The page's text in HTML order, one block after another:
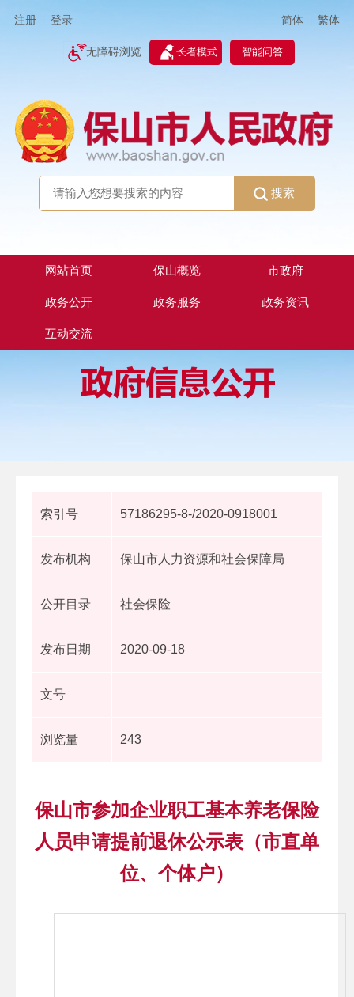
注册 登录 简体 | 繁体
无障碍浏览 长者模式 智能问答
搜索
网站首页 保山概览 市政府
政务公开 政务服务 政务资讯
互动交流
索引号 57186295-8-/2020-0918001
发布机构 保山市人力资源和社会保障局
公开目录 社会保险
发布日期 2020-09-18
文号
浏览量 243
保山市参加企业职工基本养老保险
人员申请提前退休公示表（市直单
位、个体户）